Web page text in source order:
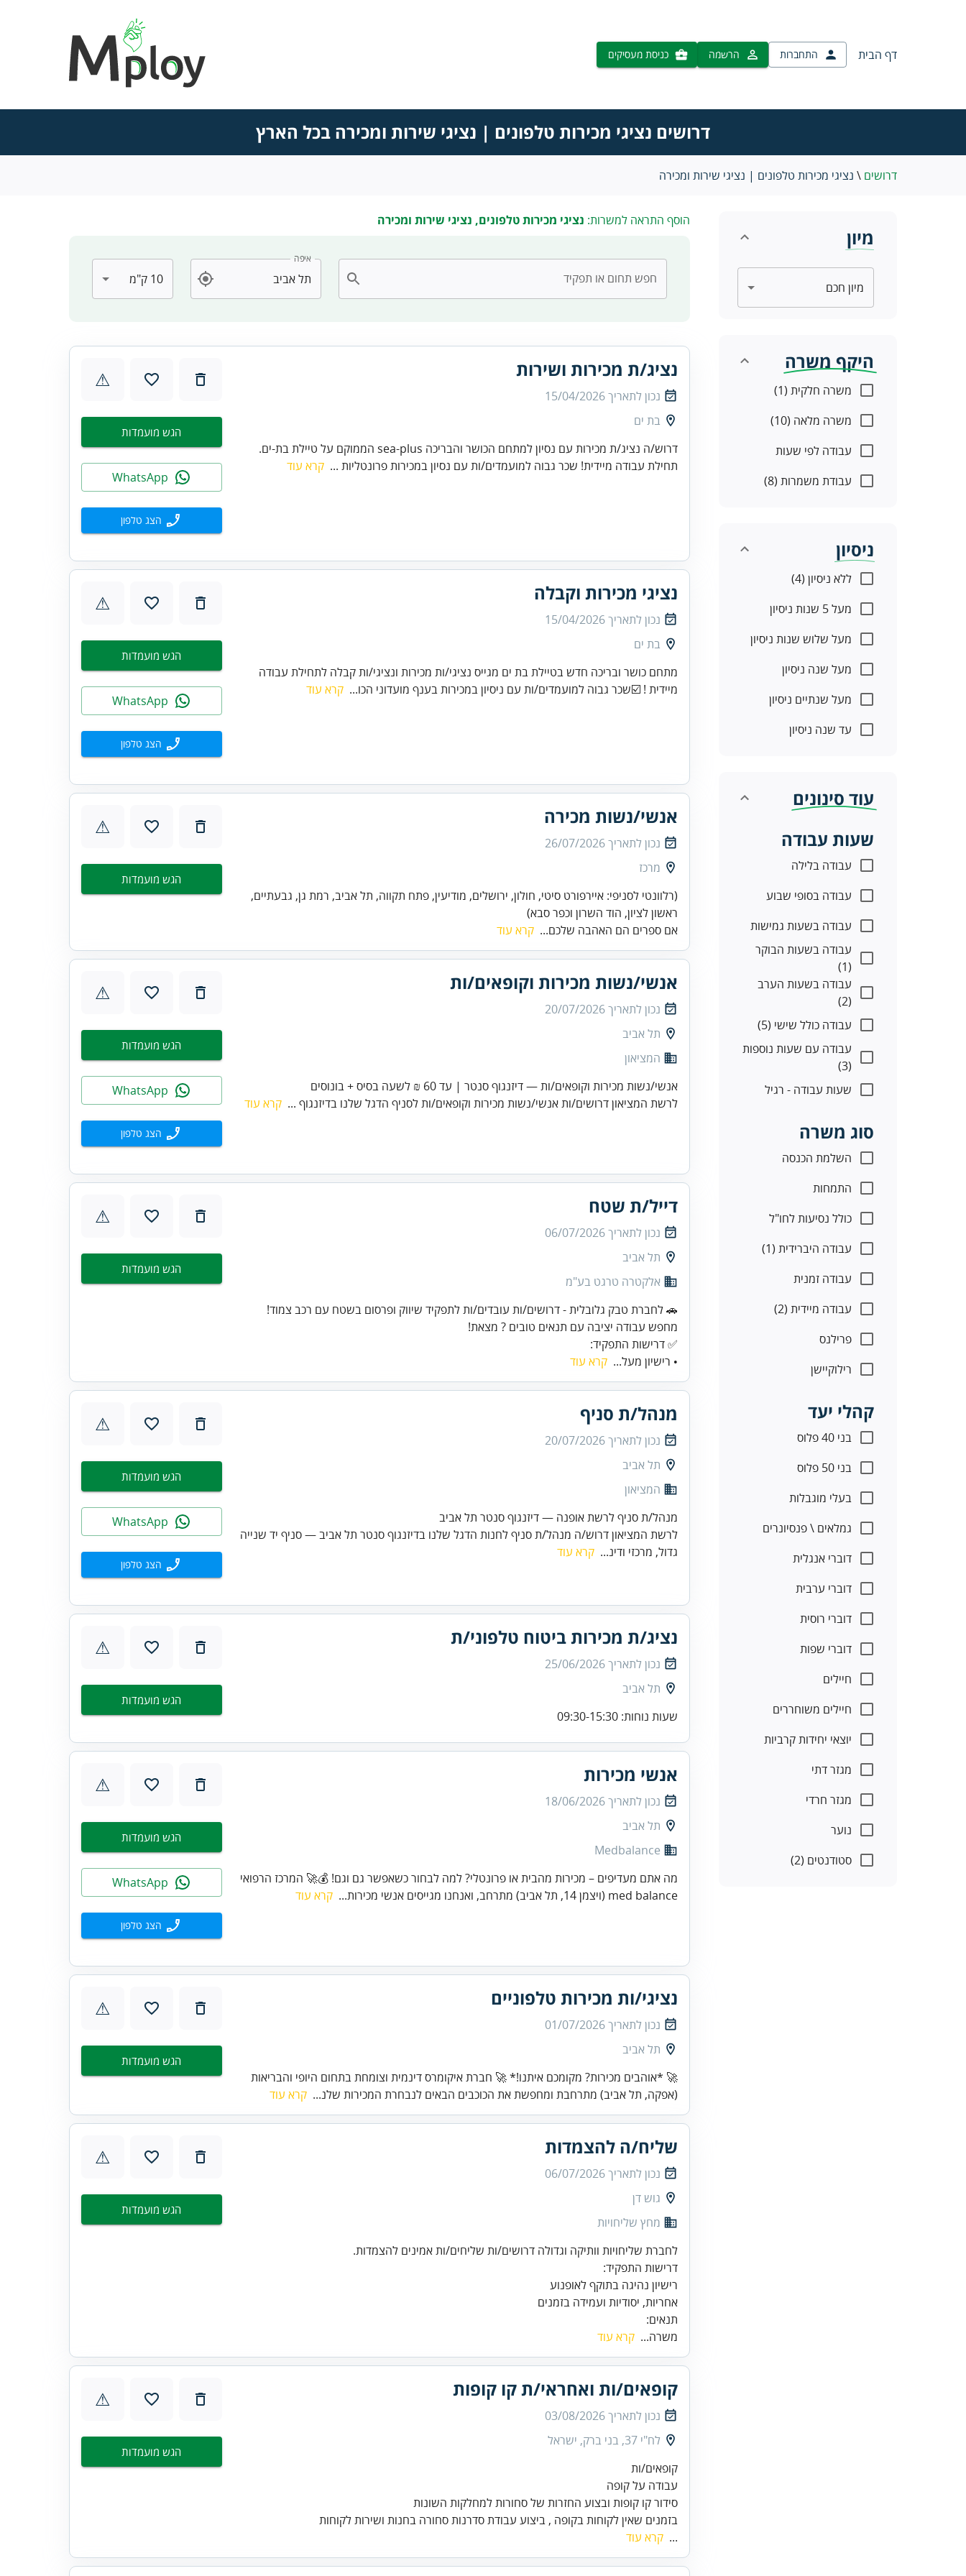
דף הבית התחברות הרשמה כניסת מעסיקים
דרושים נציגי מכירות טלפונים | נציגי שירות ומכירה בכל הארץ
דרושים \ נציגי מכירות טלפונים | נציגי שירות ומכירה
מיון
היקף משרה
משרה חלקית (1)
משרה מלאה (10)
עבודה לפי שעות
עבודת משמרות (8)
ניסיון
ללא ניסיון (4)
מעל 5 שנות ניסיון
מעל שלוש שנות ניסיון
מעל שנה ניסיון
מעל שנתיים ניסיון
עד שנה ניסיון
עוד סינונים
שעות עבודה
עבודה בלילה
עבודה בסופי שבוע
עבודה בשעות גמישות
עבודה בשעות הבוקר
(1)
עבודה בשעות הערב
(2)
עבודה כולל שישי (5)
עבודה עם שעות נוספות
(3)
שעות עבודה - רגיל
סוג משרה
השלמת הכנסה
התמחות
כולל נסיעות לחו"ל
עבודה היברידית (1)
עבודה זמנית
עבודה מיידית (2)
פרילנס
רילוקיישן
קהלי יעד
בני 40 פלוס
בני 50 פלוס
בעלי מוגבלות
גמלאים \ פנסיונרים
דוברי אנגלית
דוברי ערבית
דוברי רוסית
דוברי שפות
חיילים
חיילים משוחררים
יוצאי יחידות קרביות
מגזר דתי
מגזר חרדי
נוער
סטודנטים (2)
הוסף התראה למשרות: נציגי מכירות טלפונים, נציגי שירות ומכירה
חפש תחום או תפקיד
איפה
נציג/ת מכירות ושירות
נכון לתאריך15/04/2026
בת ים
דרוש/ה נציג/ת מכירות עם נסיון למתחם הכושר והבריכה sea-plus הממוקם על טיילת בת-ים.
תחילת עבודה מיידית! שכר גבוה למועמדים/ות עם נסיון במכירות פרונטליות ... קרא עוד
⚠
הגש מועמדות
הצג טלפון
נציגי מכירות וקבלה
נכון לתאריך15/04/2026
בת ים
מתחם כושר ובריכה חדש בטיילת בת ים מגייס נציגי/ות מכירות ונציגי/ות קבלה לתחילת עבודה
מיידית ! ☑️שכר גבוה למועמדים/ות עם ניסיון במכירות בענף מועדוני הכו... קרא עוד
⚠
הגש מועמדות
הצג טלפון
אנשי/נשות מכירה
נכון לתאריך26/07/2026
מרכז
(רלוונטי לסניפי: איירפורט סיטי, חולון, ירושלים, מודיעין, פתח תקווה, תל אביב, רמת גן, גבעתיים,
ראשון לציון, הוד השרון וכפר סבא)
אם ספרים הם האהבה שלכם... קרא עוד
⚠
הגש מועמדות
אנשי/נשות מכירות וקופאים/ות
נכון לתאריך20/07/2026
תל אביב
המציאון
אנשי/נשות מכירות וקופאים/ות — דיזנגוף סנטר | עד 60 ₪ לשעה בסיס + בונוסים
לרשת המציאון דרושים/ות אנשי/נשות מכירות וקופאים/ות לסניף הדגל שלנו בדיזנגוף ... קרא עוד
⚠
הגש מועמדות
הצג טלפון
דייל/ת שטח
נכון לתאריך06/07/2026
תל אביב
אלקטרה טרגט בע"מ
✅ דרישות התפקיד:
• רישיון מעל... קרא עוד
⚠
הגש מועמדות
מנהל/ת סניף
נכון לתאריך20/07/2026
תל אביב
המציאון
מנהל/ת סניף לרשת אופנה — דיזנגוף סנטר תל אביב
לרשת המציאון דרוש/ה מנהל/ת סניף לחנות הדגל שלנו בדיזנגוף סנטר תל אביב — סניף יד שנייה
גדול, מרכזי ודינ... קרא עוד
⚠
הגש מועמדות
הצג טלפון
נציג/ת מכירות ביטוח טלפוני/ת
נכון לתאריך25/06/2026
תל אביב
שעות נוחות: 09:30-15:30
⚠
הגש מועמדות
אנשי מכירות
נכון לתאריך18/06/2026
תל אביב
Medbalance
מה אתם מעדיפים – מכירות מהבית או פרונטלי? למה לבחור כשאפשר גם וגם! 💰🚀 המרכז הרפואי
med balance (ויצמן 14, תל אביב) מתרחב, ואנחנו מגייסים אנשי מכירות...
קרא עוד
⚠
הגש מועמדות
הצג טלפון
נציגי/ות מכירות טלפוניים
נכון לתאריך01/07/2026
תל אביב
🚀 *אוהבים מכירות? מקומכם איתנו!* 🚀 חברת איקומרס דינמית וצומחת בתחום היופי והבריאות
(אפקה, תל אביב) מתרחבת ומחפשת את הכוכבים הבאים לנבחרת המכירות שלנ... קרא עוד
⚠
הגש מועמדות
שליח/ה להצמדות
נכון לתאריך06/07/2026
גוש דן
מחץ שליחויות
לחברת שליחויות וותיקה וגדולה דרושים/ות שליחים/ות אמינים להצמדות.
אחריות, יסודיות ועמידה בזמנים
תנאים:
משרה... קרא עוד
⚠
הגש מועמדות
קופאים/ות ואחראי/ת קו קופות
נכון לתאריך03/08/2026
לח"י 37, בני ברק, ישראל
בזמנים שאין לקוחות בקופה , ביצוע עבודת סדרנות סחורה בחנות ושירות לקוחות
... קרא עוד
⚠
הגש מועמדות